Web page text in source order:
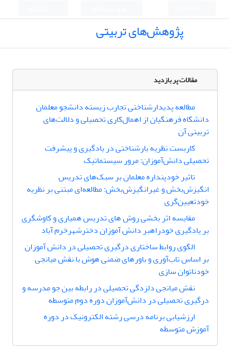
پژوهش‌های تربیتی
مقالات پر بازدید
مطالعه پدیدارشناختی تجارب زیسته دانشجو معلمان
دانشگاه فرهنگیان از اهمال‌کاری تحصیلی و دلالت‌های
تربیتی آن
کاربست نظریه بار‌شناختی در یادگیری و پیشرفت
تحصیلی دانش‌آموزان: مرور سیستماتیک
تاثیر خودپنداره معلمان بر سبک‌های تدریس
انگیزش‌بخش و غیرانگیزش‌بخش: مطالعه‌ای مبتنی بر نظریه
خودتعیین‌گری
مقایسه اثر بخشی روش های تدریس همیاری و کاوشگری
بر یادگیری خودراهبر دانش آموزان دخترشهرخرم آباد
الگوی روابط ساختاری درگیری تحصیلی در دانش آموزان
بر اساس تاب‌آوری و باورهای ضمنی هوش با نقش میانجی
خودناتوان سازی
نقش میانجی دلزدگی تحصیلی در رابطه بین جو مدرسه و
درگیری تحصیلی در دانش‌آموزان دوره دوم متوسطه
ارزشیابی برنامه‌ درسی رشته الکترونیک در دوره
آموزش متوسطه